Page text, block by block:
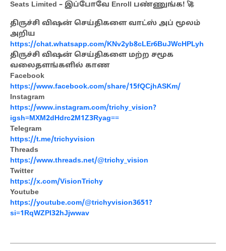
Seats Limited – இப்போவே Enroll பண்ணுங்க! 🚀
திருச்சி விஷன் செய்திகளை வாட்ஸ் அப் மூலம்
அறிய
https://chat.whatsapp.com/KNv2yb8cLEr6BuJWcHPLyh
திருச்சி விஷன் செய்திகளை மற்ற சமூக
வலைதளங்களில் காண
Facebook
https://www.facebook.com/share/15fQCjhASKm/
Instagram
https://www.instagram.com/trichy_vision?
igsh=MXM2dHdrc2M1Z3Ryag==
Telegram
https://t.me/trichyvision
Threads
https://www.threads.net/@trichy_vision
Twitter
https://x.com/VisionTrichy
Youtube
https://youtube.com/@trichyvision3651?
si=1RqWZPI32hJjwwav